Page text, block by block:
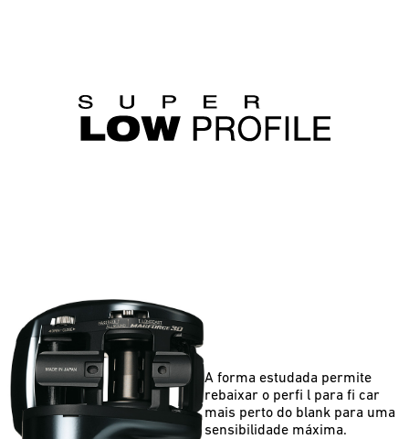
A forma estudada permite
rebaixar o perfi l para fi car
mais perto do blank para uma
sensibilidade máxima.